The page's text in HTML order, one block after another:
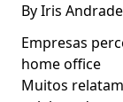
ByIris Andrade
Empresas
home office
Muitos